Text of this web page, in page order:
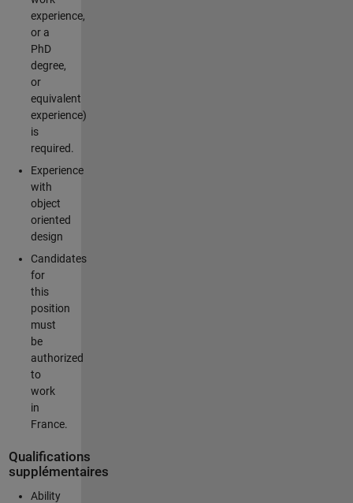
experience,
or a
PhD
degree,
or
equivalent
experience)
is
required.
Experience
with
object
oriented
design
Candidates
for
this
position
must
be
authorized
to
work
in
France.
Qualifications
supplémentaires
Ability